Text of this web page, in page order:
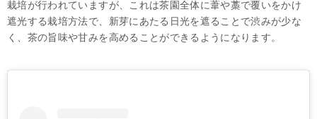
栽培が行われていますが、これは茶園全体に葦や藁で覆いをかけ
遮光する栽培方法で、新芽にあたる日光を遮ることで渋みが少な
く、茶の旨味や甘みを高めることができるようになります。